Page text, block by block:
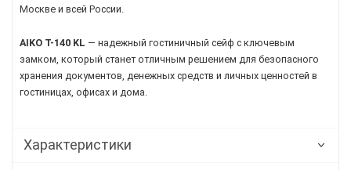
Москве и всей России.
AIKO T-140 KL — надежный гостиничный сейф с ключевым
замком, который станет отличным решением для безопасного
хранения документов, денежных средств и личных ценностей в
гостиницах, офисах и дома.
Характеристики